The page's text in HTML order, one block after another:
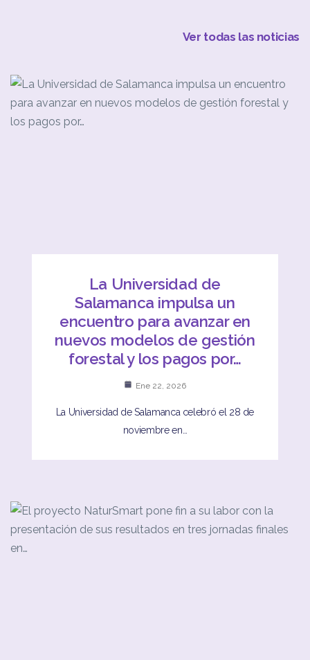
Ver todas las noticias
La Universidad de
Salamanca impulsa un
encuentro para avanzar en
nuevos modelos de gestión
forestal y los pagos por…
Ene 22, 2026
La Universidad de Salamanca celebró el 28 de
noviembre en…